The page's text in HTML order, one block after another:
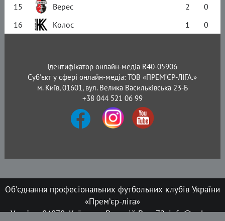
15
Верес 2
0
16
Колос 1 0
Ідентифікатор онлайн-медіа R40-05906
Суб'єкт у сфері онлайн-медіа: ТОВ «ПРЕМ’ЄР-ЛІГА.»
м. Київ, 01601, вул. Велика Васильківська 23-Б
+38 044 521 06 99
Об’єднання професіональних футбольних клубів України
«Прем’єр-ліга»
Україна, 04070, Київ, вул. Верхній Вал, 72, info@upl.ua